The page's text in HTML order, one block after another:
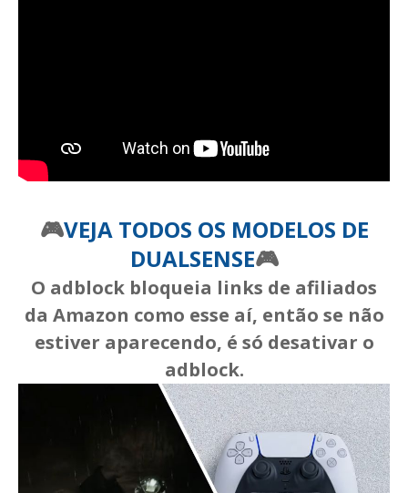
🎮VEJA TODOS OS MODELOS DE
DUALSENSE🎮
O adblock bloqueia links de afiliados
da Amazon como esse aí, então se não
estiver aparecendo, é só desativar o
adblock.